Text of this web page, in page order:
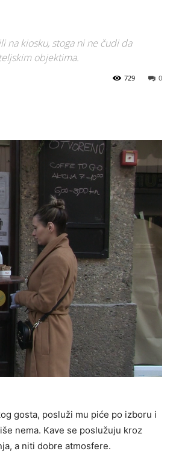
na kiosku, stoga ni ne čudi da
objektima.
0
729
gosta, posluži mu piće po izboru i
nema. Kave se poslužuju kroz
a niti dobre atmosfere.